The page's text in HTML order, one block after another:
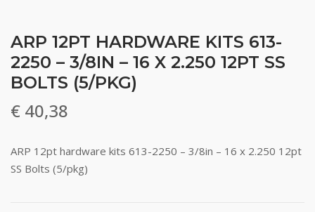
ARP 12PT HARDWARE KITS 613-
2250 – 3/8IN – 16 X 2.250 12PT SS
BOLTS (5/PKG)
€ 40,38
ARP 12pt hardware kits 613-2250 – 3/8in – 16 x 2.250 12pt
SS Bolts (5/pkg)